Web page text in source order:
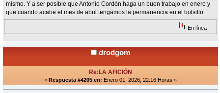
mismo. Y a ser posible que Antonio Cordón haga un buen trabajo en enero y
que cuando acabe el mes de abril tengamos la permanencia en el bolsillo.
En línea
drodgom
Re:LA AFICIÓN
« Respuesta #4205 en: Enero 01, 2026, 22:16 Horas »